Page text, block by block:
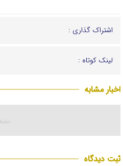
اشتراک گذاری :
لینک کوتاه :
اخبار مشابه
ثبت دیدگاه